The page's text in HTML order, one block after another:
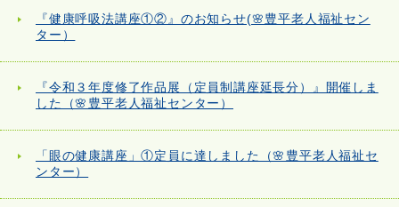
『健康呼吸法講座①②』のお知らせ(🌸豊平老人福祉セン
ター）
『令和３年度修了作品展（定員制講座延長分）』開催しま
した（🌸豊平老人福祉センター）
「眼の健康講座」①定員に達しました（🌸豊平老人福祉セ
ンター）